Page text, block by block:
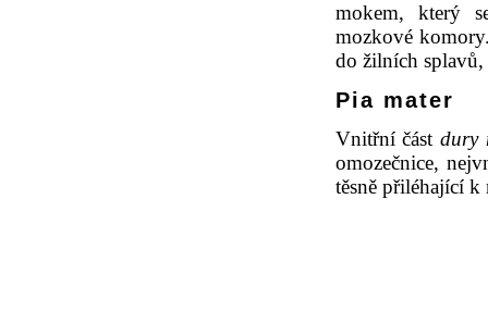
mokem, který
mozkové
do žilních
Pia mater
Vnitřní částdury
omozečnice,
těsně přiléhající